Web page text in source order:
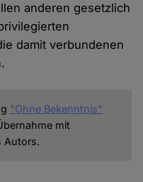
anderen gesetzlich
damit verbundenen
"Ohne Bekenntnis"
mit
Autors.